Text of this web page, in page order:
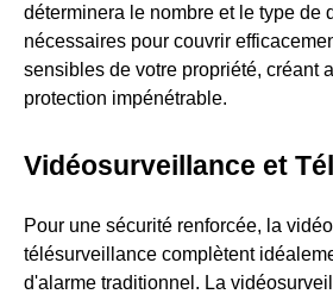
déterminera le nombre et le type de
nécessaires pour couvrir
sensibles de votre propriété, créant
protection impénétrable.
Vidéosurveillance et
Pour une sécurité renforcée, la
télésurveillance complètent
d'alarme traditionnel. La